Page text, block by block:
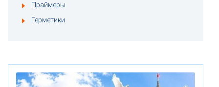
Праймеры
Герметики